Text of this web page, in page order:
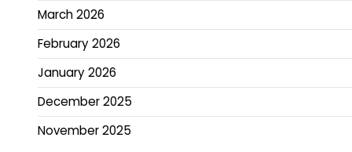
March 2026
February 2026
January 2026
December 2025
November 2025